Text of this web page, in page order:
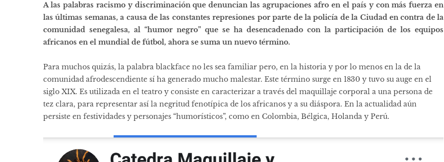
A las palabras racismo y discriminación que denuncian las agrupaciones afro en el país y con más fuerza en
las últimas semanas, a causa de las constantes represiones por parte de la policía de la Ciudad en contra de la
comunidad senegalesa, al “humor negro” que se ha desencadenado con la participación de los equipos
africanos en el mundial de fútbol, ahora se suma un nuevo término.
Para muchos quizás, la palabra ​blackface​ no les sea familiar pero, en la historia y por lo menos en la de la
comunidad afrodescendiente sí ha generado mucho malestar. Este término surge en 1830 y tuvo su auge en el
siglo XIX. Es utilizada en el teatro y​ consiste en caracterizar a través del maquillaje corporal a una persona de
tez clara, para representar así la negritud fenotípica de los africanos y a su diáspora.​ En la actualidad aún
persiste en festividades y personajes “humorísticos”, como en Colombia, Bélgica, Holanda y Perú.